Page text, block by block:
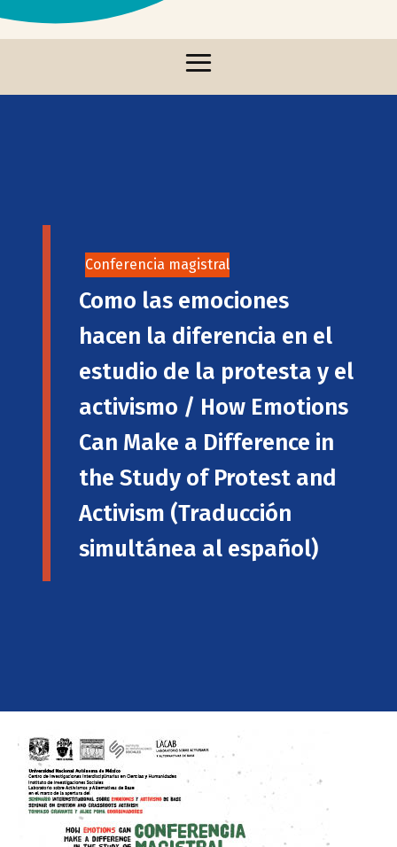
Conferencia magistral
Como las emociones
hacen la diferencia en el
estudio de la protesta y el
activismo / How Emotions
Can Make a Difference in
the Study of Protest and
Activism (Traducción
simultánea al español)